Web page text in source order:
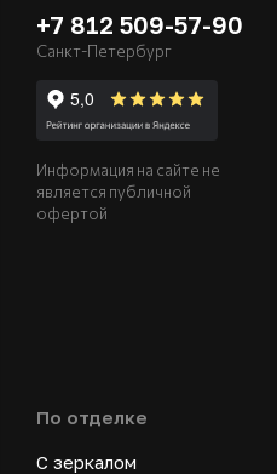
+7 812 509-57-90
Санкт-Петербург
Информация на сайте не
является публичной
офертой
По отделке
С зеркалом